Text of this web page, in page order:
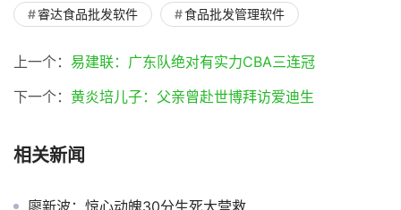
睿达食品批发软件 食品批发管理软件
上一个： 易建联：广东队绝对有实力CBA三连冠
下一个： 黄炎培儿子：父亲曾赴世博拜访爱迪生
相关新闻
廖新波：惊心动魄30分生死大营救